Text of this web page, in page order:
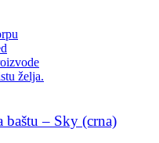
želja.
baštu – Sky (crna)